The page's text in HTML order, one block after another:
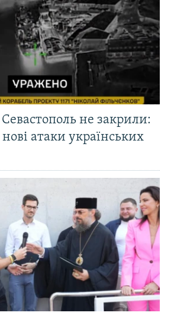
не закрили:
атаки українських